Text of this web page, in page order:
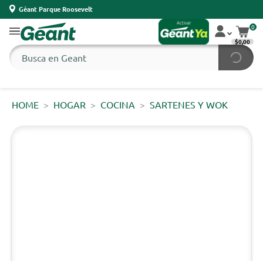
Géant Parque Roosevelt
0
$0,00
HOME HOGAR COCINA SARTENES Y WOK